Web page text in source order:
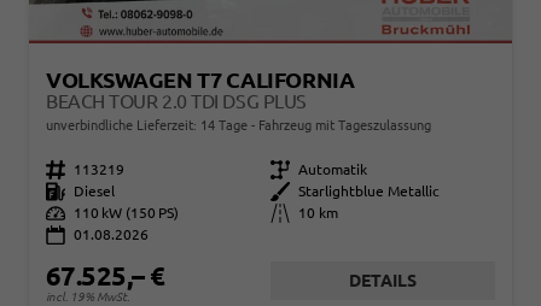
VOLKSWAGEN T7 CALIFORNIA
BEACH TOUR 2.0 TDI DSG PLUS
unverbindliche Lieferzeit: 14 Tage Fahrzeug mit Tageszulassung
Fahrzeugnr. 113219 Getriebe Automatik
Kraftstoff
Diesel Außenfarbe
Starlightblue Metallic
Leistung
110 kW (150 PS) Kilometerstand
10 km
01.08.2026
67.525,– €
incl. 19% MwSt.
DETAILS